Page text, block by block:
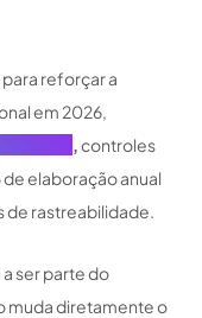
reforçar a
em 2026,
,controles
elaboração anual
de rastreabilidade.
ser parte do
muda diretamente o